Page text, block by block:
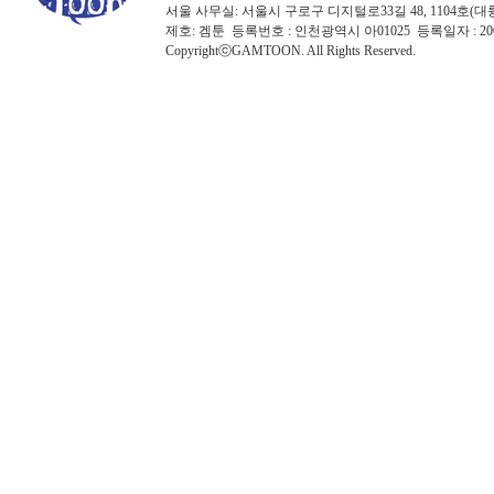
서울 사무실: 서울시 구로구 디지털로33길 48, 1104호(대
제호: 겜툰 등록번호 : 인천광역시 아01025 등록일자 :
CopyrightⓒGAMTOON. All Rights Reserved.